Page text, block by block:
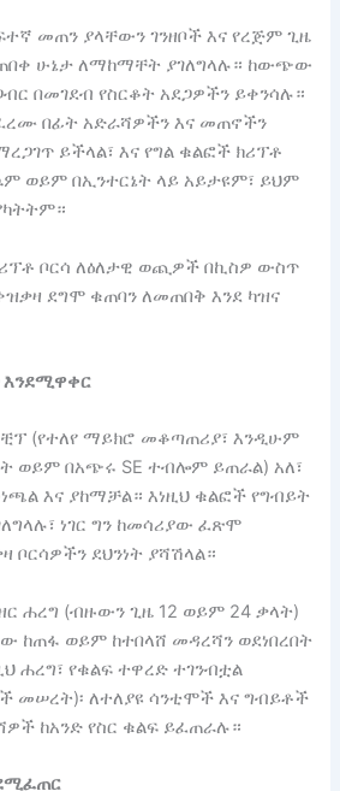
መጠን ያላቸውን ገንዘቦች እና የረጅም ጊዜ
ሁኔታ ለማከማቸት ያገለግላሉ። ከውጭው
በመገደብ የስርቆት አደጋዎችን ይቀንሳሉ።
በፊት አድራሻዎችን እና መጠኖችን
ይችላል፣ እና የግል ቁልፎች ክሪፕቶ
ወይም በኢንተርኔት ላይ አይታዩም፣ ይህም
ቦርሳ ለዕለታዊ ወጪዎች በኪስዎ ውስጥ
ደግሞ ቁጠባን ለመጠበቅ እንደ ካዝና
እንደሚዋቀር
(የተለየ ማይክሮ መቆጣጠሪያ፣ እንዲሁም
ወይም በአጭሩ SE ተብሎም ይጠራል) አለ፣
እና ያከማቻል። እነዚህ ቁልፎች የግብይት
ነገር ግን ከመሳሪያው ፈጽሞ
ደህንነት ያሻሽላል።
ሐረግ (ብዙውን ጊዜ 12 ወይም 24 ቃላት)
ከጠፋ ወይም ከተበላሸ መዳረሻን ወደነበረበት
ሐረግ፣ የቁልፍ ተዋረድ ተገንብቷል
መሠረት)፡ ለተለያዩ ሳንቲሞች እና ግብይቶች
ከአንድ የስር ቁልፍ ይፈጠራሉ።